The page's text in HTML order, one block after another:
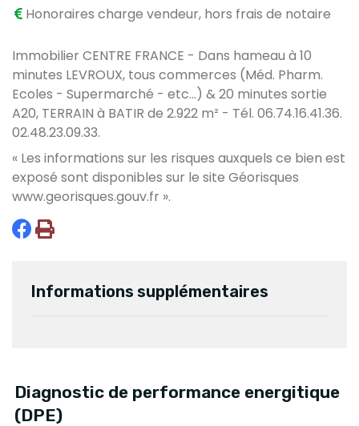
Honoraires charge vendeur, hors frais de notaire
Immobilier CENTRE FRANCE - Dans hameau à 10
minutes LEVROUX, tous commerces (Méd. Pharm.
Ecoles - Supermarché - etc...) & 20 minutes sortie
A20, TERRAIN à BATIR de 2.922 m² - Tél. 06.74.16.41.36.
02.48.23.09.33.
« Les informations sur les risques auxquels ce bien est
exposé sont disponibles sur le site Géorisques
www.georisques.gouv.fr ».
Informations supplémentaires
Diagnostic de performance energitique
(DPE)